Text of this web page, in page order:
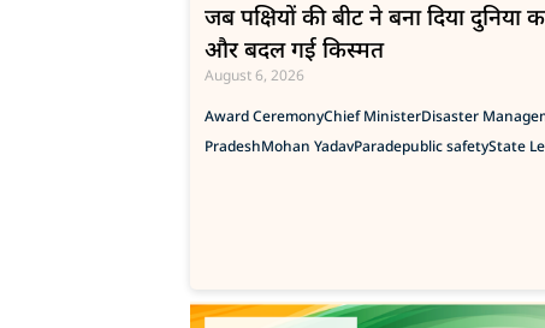
जब पक्षियों की बीट ने बना दिया
और बदल गई किस्मत
August 6, 2026
Award CeremonyChief MinisterDisaster
PradeshMohan YadavParadepublic safetyState